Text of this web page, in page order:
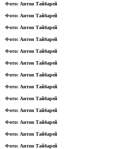
Фото: Антон Тайбарей
Фото: Антон Тайбарей
Фото: Антон Тайбарей
Фото: Антон Тайбарей
Фото: Антон Тайбарей
Фото: Антон Тайбарей
Фото: Антон Тайбарей
Фото: Антон Тайбарей
Фото: Антон Тайбарей
Фото: Антон Тайбарей
Фото: Антон Тайбарей
Фото: Антон Тайбарей
Фото: Антон Тайбарей